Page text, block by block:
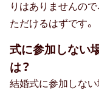
りはありませんの
ただけるはずです。
式に参加しない
は？
結婚式に参加しな